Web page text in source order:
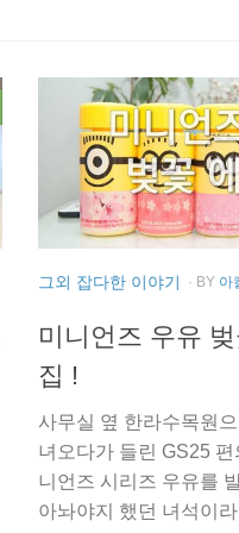
그외 잡다한 이야기 · BY 아
미니언즈 우유
집 !
사무실 옆 한라수목원
녀오다가 들린 GS25
니언즈 시리즈 우유를
아놔야지 했던 녀석이